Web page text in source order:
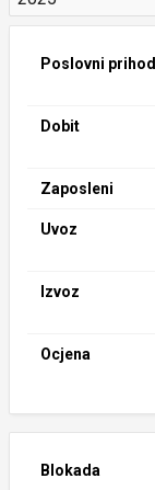
Poslovni prihod
Dobit
Zaposleni
Uvoz
Izvoz
Ocjena
Blokada